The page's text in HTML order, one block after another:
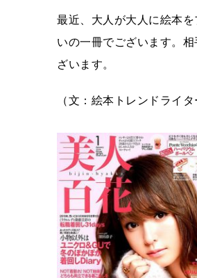
最近、大人が大人に絵本
いの一冊でございます。
ざいます。
（文：絵本トレンドライ